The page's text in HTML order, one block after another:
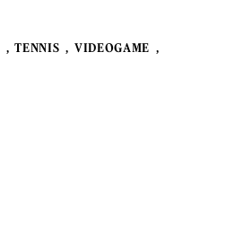
TENNIS
VIDEOGAME